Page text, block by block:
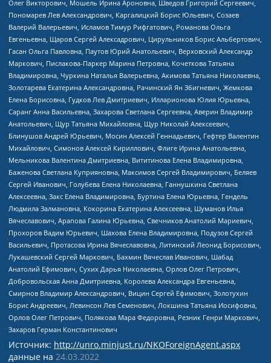
Олег Викторович, Мошель Ирина Ароновна, Шведов Григорий Сергеевич,
Пономарев Лев Александрович, Каргалицкий Борис Юльевич, Созаев
Валерий Валерьевич, Исламов Тимур Рифгатович, Романова Ольга
Евгеньевна, Щаров Сергей Алексадрович, Цирульников Борис Альбертович,
Гасан Ольга Павловна, Паутов Юрий Анатольевич, Верховский Александр
Маркович, Пислакова-Паркер Марина Петровна, Кочеткова Татьяна
Владимировна, Чуркина Наталья Валерьевна, Акимова Татьяна Николаевна,
Золотарева Екатерина Александровна, Рачинский Ян Збигневич, Жемкова
Елена Борисовна, Гудков Лев Дмитриевич, Илларионова Юлия Юрьевна,
Саранг Анна Васильевна, Захарова Светлана Сергеевна, Аверин Владимир
Анатольевич, Щур Татьяна Михайловна, Щур Николай Алексеевич,
Блинушов Андрей Юрьевич, Мосин Алексей Геннадьевич, Гефтер Валентин
Михайлович, Симонов Алексей Кириллович, Флиге Ирина Анатольевна,
Мельникова Валентина Дмитриевна, Вититинова Елена Владимировна,
Баженова Светлана Куприяновна, Максимов Сергей Владимирович, Беляев
Сергей Иванович, Голубева Елена Николаевна, Ганнушкина Светлана
Алексеевна, Закс Елена Владимировна, Буртина Елена Юрьевна, Гендель
Людмила Залмановна, Кокорина Екатерина Алексеевна, Шуманов Илья
Вячеславович, Арапова Галина Юрьевна, Свечников Анатолий Мариевич,
Прохоров Вадим Юрьевич, Шахова Елена Владимировна, Подузов Сергей
Васильевич, Протасова Ирина Вячеславовна, Литинский Леонид Борисович,
Лукашевский Сергей Маркович, Бахмин Вячеслав Иванович, Шабад
Анатолий Ефимович, Сухих Дарья Николаевна, Орлов Олег Петрович,
Добровольская Анна Дмитриевна, Королева Александра Евгеньевна,
Смирнов Владимир Александрович, Вицин Сергей Ефимович, Золотухин
Борис Андреевич, Левинсон Лев Семенович, Локшина Татьяна Иосифовна,
Орлов Олег Петрович, Полякова Мара Федоровна, Резник Генри Маркович,
Захаров Герман Константинович
Источник: http://unro.minjust.ru/NKOForeignAgent.aspx
данные на 24.03.2022